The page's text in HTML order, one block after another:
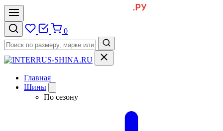
0
Главная
Шины
По сезону